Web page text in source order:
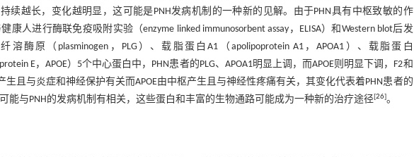
续越长，变化越明显，这可能是PNH发病机制的一种新的见解。由于PHN具有中枢致敏的作
人进行酶联免疫吸附实验（enzyme linked immunosorbent assay，ELISA）和Western blot后发
酶原（plasminogen，PLG）、载脂蛋白A1（apolipoprotein A1，APOA1）、载脂蛋白
E，APOE）5个中心蛋白中，PHN患者的PLG、APOA1明显上调，而APOE则明显下调，F2和
生且与炎症和神经保护有关而APOE由中枢产生且与神经性疼痛有关，其变化代表着PHN患者的
能与PNH的发病机制有相关，这些蛋白和丰富的生物通路可能成为一种新的治疗途径[26]。